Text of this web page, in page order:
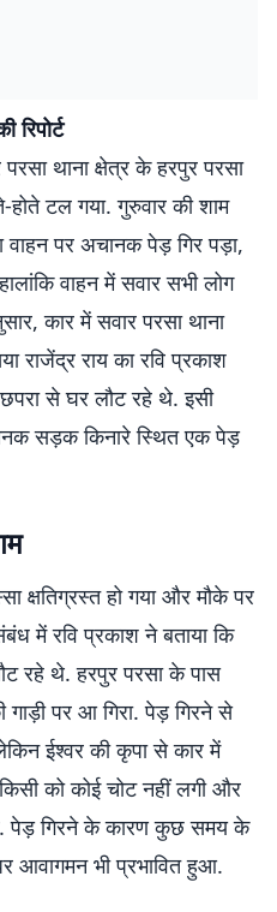
थाना क्षेत्र के हरपुर परसा
होते टल गया. गुरुवार की शाम
पर अचानक पेड़ गिर पड़ा,
वाहन में सवार सभी लोग
कार में सवार परसा थाना
राजेंद्र राय का रवि प्रकाश
से घर लौट रहे थे. इसी
सड़क किनारे स्थित एक पेड़
क्षतिग्रस्त हो गया और मौके पर
में रवि प्रकाश ने बताया कि
रहे थे. हरपुर परसा के पास
पर आ गिरा. पेड़ गिरने से
ईश्वर की कृपा से कार में
को कोई चोट नहीं लगी और
पेड़ गिरने के कारण कुछ समय के
आवागमन भी प्रभावित हुआ.